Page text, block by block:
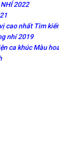
2022
cao nhất Tìm
nhí 2019
ca khúc Màu